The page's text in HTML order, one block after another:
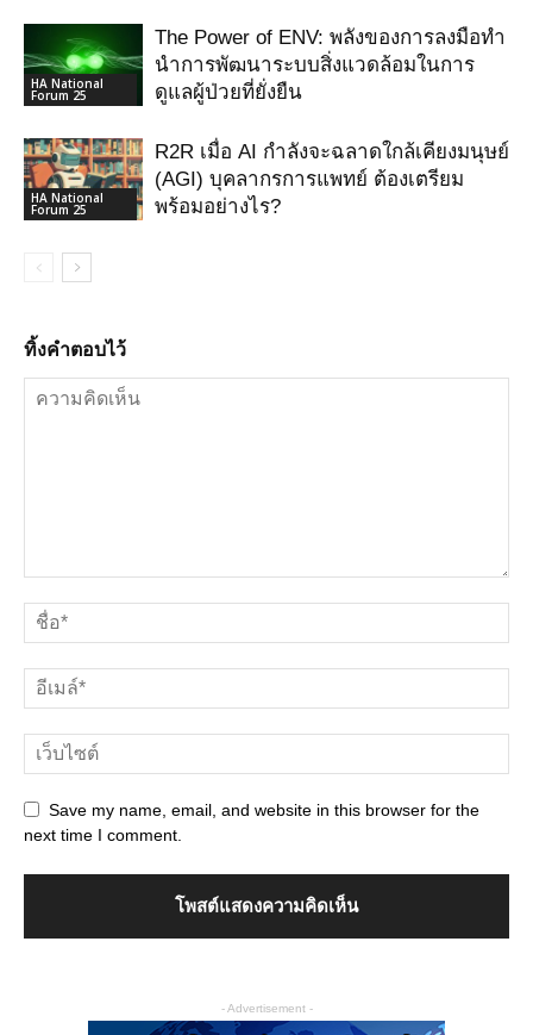
HA National
Forum 25
The Power of ENV: พลังของการลงมือทำ
นำการพัฒนาระบบสิ่งแวดล้อมในการ
ดูแลผู้ป่วยที่ยั่งยืน
HA National
Forum 25
R2R เมื่อ AI กําลังจะฉลาดใกล้เคียงมนุษย์
(AGI) บุคลากรการแพทย์ ต้องเตรียม
พร้อมอย่างไร?
ทิ้งคำตอบไว้
Save my name, email, and website in this browser for the
next time I comment.
- Advertisement -